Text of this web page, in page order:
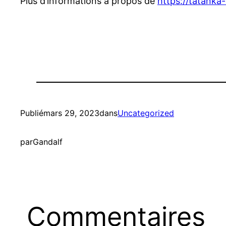
Publiémars 29, 2023dansUncategorized
parGandalf
Commentaires